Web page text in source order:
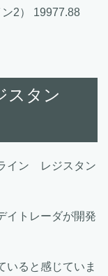
2） 19977.88
タン
イン レジスタン
イトレーダが開発
いると感じていま